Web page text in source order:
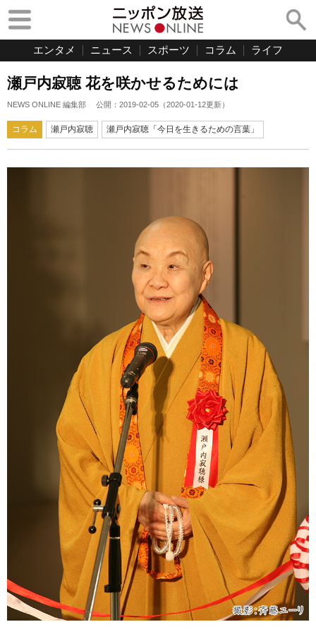
エンタメ ニュース スポーツ コラム ライフ
瀬戸内寂聴 花を咲かせるためには
NEWS ONLINE 編集部 公開： 2019-02-05 （2020-01-12更新）
コラム 瀬戸内寂聴 瀬戸内寂聴「今日を生きるための言葉」